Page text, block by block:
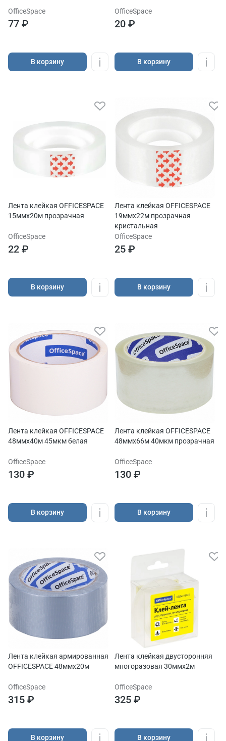
OfficeSpace
77 ₽
В корзину
OfficeSpace
20 ₽
В корзину
Лента клейкая OFFICESPACE
15ммх20м прозрачная
OfficeSpace
22 ₽
В корзину
Лента клейкая OFFICESPACE
19ммх22м прозрачная
кристальная
OfficeSpace
25 ₽
В корзину
Лента клейкая OFFICESPACE
48ммх40м 45мкм белая
OfficeSpace
130 ₽
В корзину
Лента клейкая OFFICESPACE
48ммх66м 40мкм прозрачная
OfficeSpace
130 ₽
В корзину
Лента клейкая армированная
OFFICESPACE 48ммх20м
OfficeSpace
315 ₽
В корзину
Лента клейкая двусторонняя
многоразовая 30ммх2м
OfficeSpace
325 ₽
В корзину